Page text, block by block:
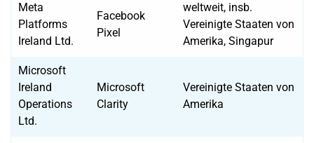
Meta
Platforms
Ireland Ltd.
Facebook
Pixel
weltweit, insb.
Vereinigte Staaten von
Amerika, Singapur
Microsoft
Ireland
Operations
Ltd.
Microsoft
Clarity
Vereinigte Staaten von
Amerika